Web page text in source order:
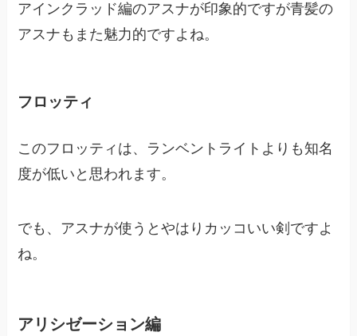
アインクラッド編のアスナが印象的ですが青髪の
アスナもまた魅力的ですよね。
フロッティ
このフロッティは、ランベントライトよりも知名
度が低いと思われます。
でも、アスナが使うとやはりカッコいい剣ですよ
ね。
アリシゼーション編